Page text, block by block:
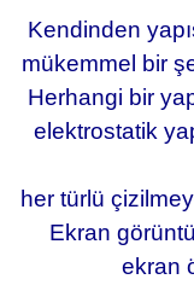
Kendinden
mükemmel bir
Herhangi bir
elektrostatik
her türlü
Ekran
ekran